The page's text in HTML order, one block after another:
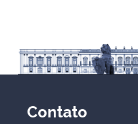
Contato